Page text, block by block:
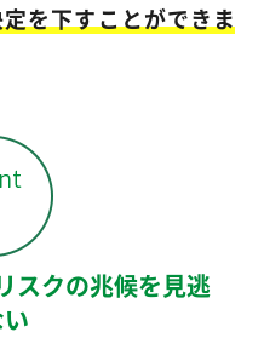
を下すことができま
スクの兆候を見逃